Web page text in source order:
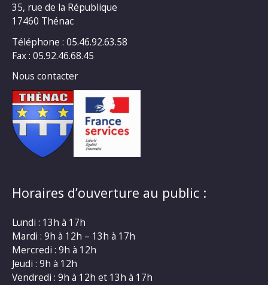
35, rue de la République
17460 Thénac
Téléphone : 05.46.92.63.58
Fax : 05.92.46.68.45
Nous contacter
Horaires d’ouverture au public :
Lundi : 13h à 17h
Mardi : 9h à 12h – 13h à 17h
Mercredi : 9h à 12h
Jeudi : 9h à 12h
Vendredi : 9h à 12h et 13h à 17h